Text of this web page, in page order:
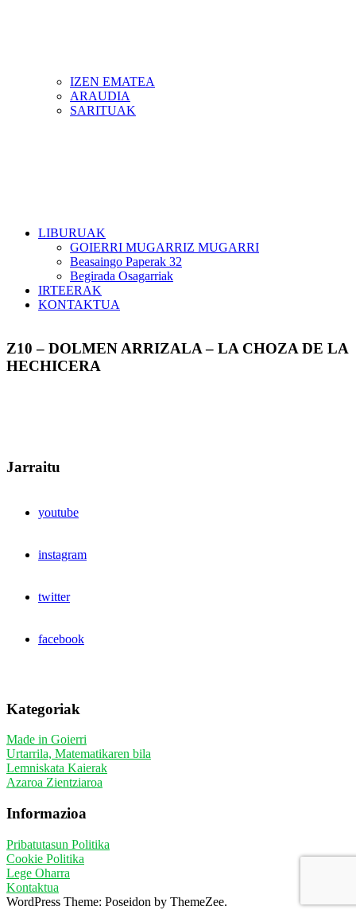
IZEN EMATEA
ARAUDIA
SARITUAK
LIBURUAK
GOIERRI MUGARRIZ MUGARRI
Beasaingo Paperak 32
Begirada Osagarriak
IRTEERAK
KONTAKTUA
Z10 – DOLMEN ARRIZALA – LA CHOZA DE LA
HECHICERA
Jarraitu
youtube
instagram
twitter
facebook
Kategoriak
Made in Goierri
Urtarrila, Matematikaren bila
Lemniskata Kaierak
Azaroa Zientziaroa
Informazioa
Pribatutasun Politika
Cookie Politika
Lege Oharra
Kontaktua
WordPress Theme: Poseidon by ThemeZee.